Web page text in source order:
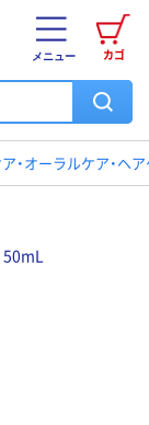
カゴ
メニュー
・オーラルケア・ヘ
50mL